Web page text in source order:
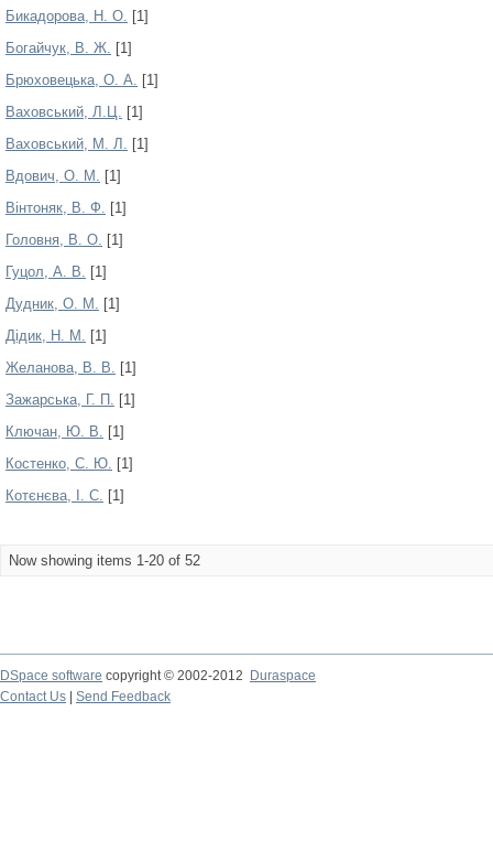
Бикадорова, Н. О. [1]
Богайчук, В. Ж. [1]
Брюховецька, О. А. [1]
Ваховський, Л.Ц. [1]
Ваховський, М. Л. [1]
Вдович, О. М. [1]
Вінтоняк, В. Ф. [1]
Головня, В. О. [1]
Гуцол, А. В. [1]
Дудник, О. М. [1]
Дідик, Н. М. [1]
Желанова, В. В. [1]
Зажарська, Г. П. [1]
Ключан, Ю. В. [1]
Костенко, С. Ю. [1]
Котєнєва, І. С. [1]
Now showing items 1-20 of 52
DSpace software copyright © 2002-2012
Duraspace
Contact Us
Send Feedback